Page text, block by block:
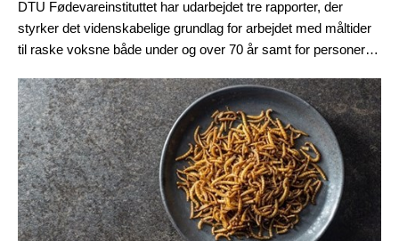
DTU Fødevareinstituttet har udarbejdet tre rapporter, der
styrker det videnskabelige grundlag for arbejdet med måltider
til raske voksne både under og over 70 år samt for personer i
køkkener, diætister og andre madprofessionelle.